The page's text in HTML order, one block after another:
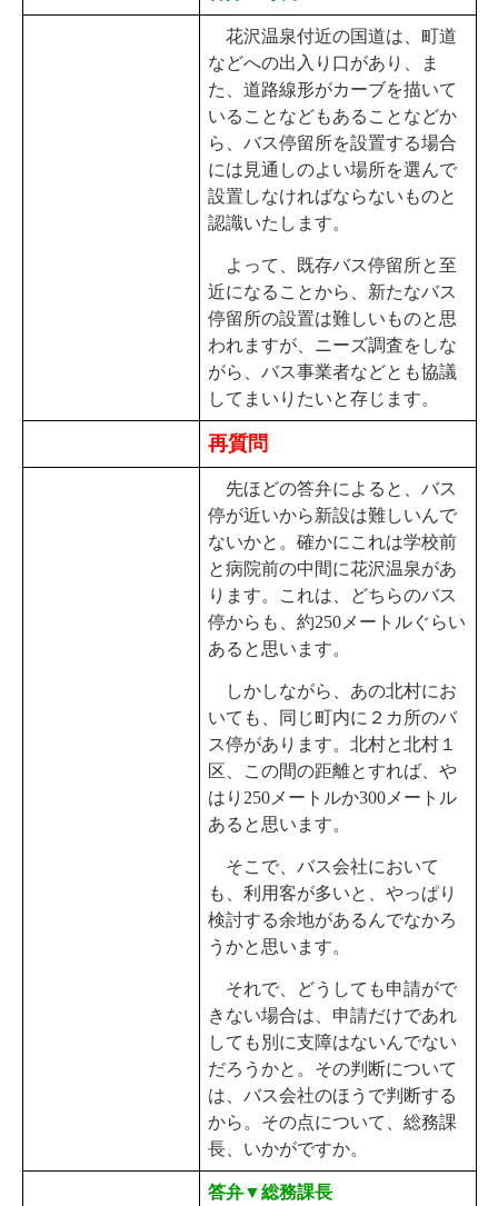
花沢温泉付近の国道は、町道
などへの出入り口があり、ま
た、道路線形がカーブを描いて
いることなどもあることなどか
ら、バス停留所を設置する場合
には見通しのよい場所を選んで
設置しなければならないものと
認識いたします。
よって、既存バス停留所と至
近になることから、新たなバス
停留所の設置は難しいものと思
われますが、ニーズ調査をしな
がら、バス事業者などとも協議
してまいりたいと存じます。
再質問
先ほどの答弁によると、バス
停が近いから新設は難しいんで
ないかと。確かにこれは学校前
と病院前の中間に花沢温泉があ
ります。これは、どちらのバス
停からも、約250メートルぐらい
あると思います。
しかしながら、あの北村にお
いても、同じ町内に２カ所のバ
ス停があります。北村と北村１
区、この間の距離とすれば、や
はり250メートルか300メートル
あると思います。
そこで、バス会社において
も、利用客が多いと、やっぱり
検討する余地があるんでなかろ
うかと思います。
それで、どうしても申請がで
きない場合は、申請だけであれ
しても別に支障はないんでない
だろうかと。その判断について
は、バス会社のほうで判断する
から。その点について、総務課
長、いかがですか。
答弁▼総務課長